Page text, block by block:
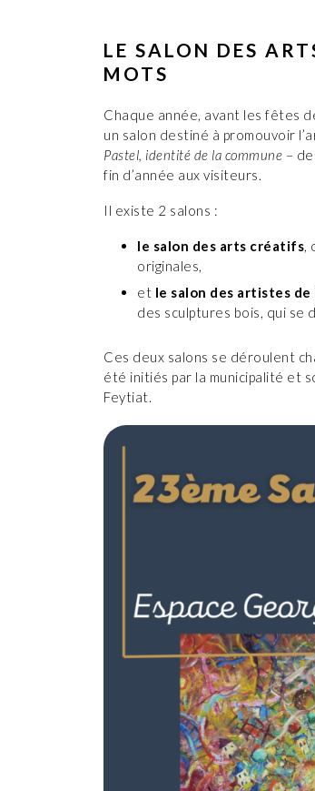
LE SALON DES
MOTS
Chaque année, avant les fêtes
un salon destiné à promouvoir
Pastel, identité de la commune –
fin d’année aux visiteurs.
Il existe 2 salons :
le salon des arts créatifs,
originales,
et le salon des artistes
des sculptures bois, qui se
Ces deux salons se déroulent
été initiés par la municipalité et
Feytiat.